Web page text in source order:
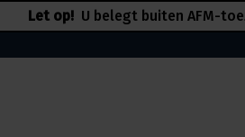
Let op! U belegt buiten AFM-